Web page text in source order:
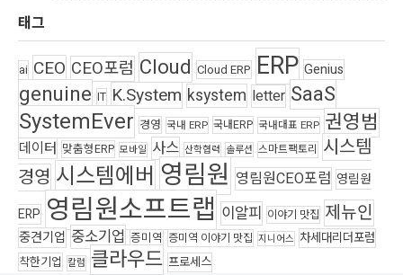
태그
ai CEO CEO포럼 Cloud Cloud ERP ERP Genius
genuine IT K.System ksystem letter SaaS
SystemEver 경영 국내 ERP 국내ERP 국내대표 ERP 권영범
데이터 맞춤형ERP 모바일 사스 산학협력 솔루션 스마트팩토리 시스템
경영 시스템에버 영림원 영림원CEO포럼 영림원
ERP 영림원소프트랩 이알피 이야기 맛집 제뉴인
중견기업 중소기업 증미역 증미역 이야기 맛집 지니어스 차세대리더포럼
착한기업 칼럼 클라우드 프로세스